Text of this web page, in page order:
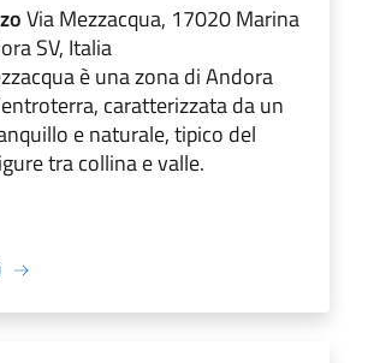
Via Mezzacqua, 17020 Marina
SV, Italia
è una zona di Andora
caratterizzata da un
e naturale, tipico del
tra collina e valle.